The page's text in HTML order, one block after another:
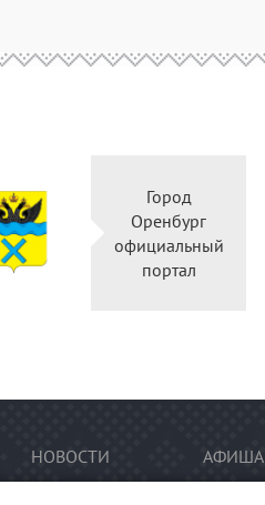
Город
Оренбург
официальный
портал
НОВОСТИ АФИША